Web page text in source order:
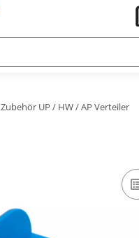
Zubehör UP / HW / AP Verteiler